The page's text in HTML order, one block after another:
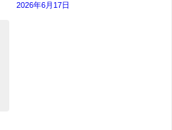
2026年6月17日